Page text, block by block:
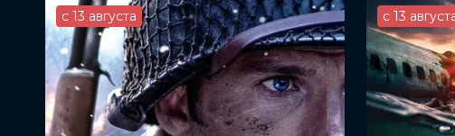
с 13 августа с 13